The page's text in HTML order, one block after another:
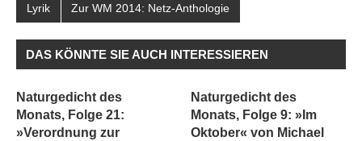
Lyrik Zur WM 2014: Netz-Anthologie
DAS KÖNNTE SIE AUCH INTERESSIEREN
Naturgedicht des
Monats, Folge 21:
»Verordnung zur
Naturgedicht des
Monats, Folge 9: »Im
Oktober« von Michael